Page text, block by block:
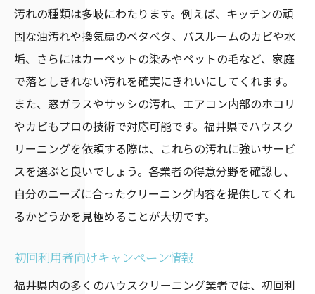
汚れの種類は多岐にわたります。例えば、キッチンの頑
固な油汚れや換気扇のベタベタ、バスルームのカビや水
垢、さらにはカーペットの染みやペットの毛など、家庭
で落としきれない汚れを確実にきれいにしてくれます。
また、窓ガラスやサッシの汚れ、エアコン内部のホコリ
やカビもプロの技術で対応可能です。福井県でハウスク
リーニングを依頼する際は、これらの汚れに強いサービ
スを選ぶと良いでしょう。各業者の得意分野を確認し、
自分のニーズに合ったクリーニング内容を提供してくれ
るかどうかを見極めることが大切です。
初回利用者向けキャンペーン情報
福井県内の多くのハウスクリーニング業者では、初回利